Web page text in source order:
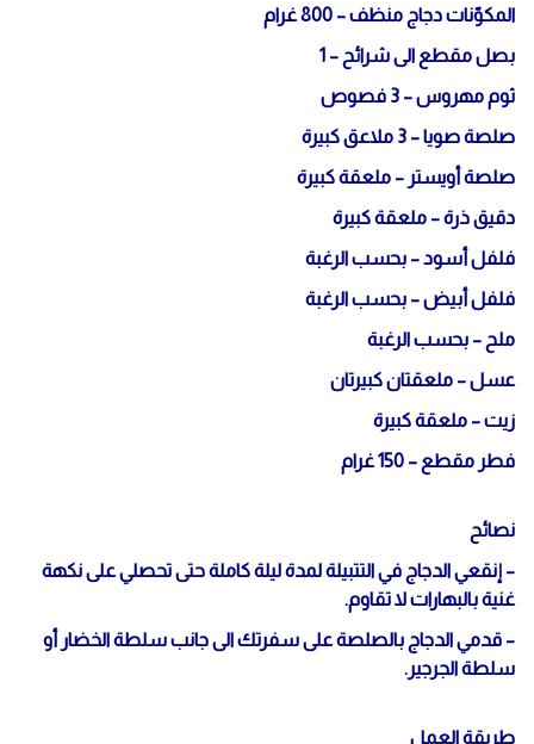
المكوّنات دجاج منظف – 800 غرام
بصل مقطع الى شرائح – 1
ثوم مهروس – 3 فصوص
صلصة صويا – 3 ملاعق كبيرة
صلصة أويستر – ملعقة كبيرة
دقيق ذرة – ملعقة كبيرة
فلفل أسود – بحسب الرغبة
فلفل أبيض – بحسب الرغبة
ملح – بحسب الرغبة
عسل – ملعقتان كبيرتان
زيت – ملعقة كبيرة
فطر مقطع – 150 غرام
نصائح
– إنقعي الدجاج في التتبيلة لمدة ليلة كاملة حتى تحصلي على نكهة
غنية بالبهارات لا تقاوم.
– قدمي الدجاج بالصلصة على سفرتك الى جانب سلطة الخضار أو
سلطة الجرجير.
طريقة العمل